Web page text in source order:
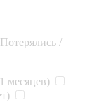
Потерялись /
месяцев)